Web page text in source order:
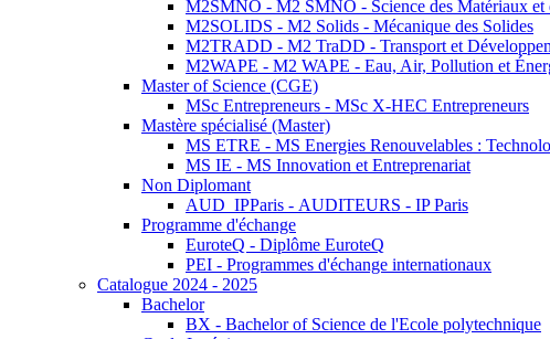
M2SMNO - M2 SMNO - Science des Matériaux et
M2SOLIDS - M2 Solids - Mécanique des Solides
M2TRADD - M2 TraDD - Transport et
M2WAPE - M2 WAPE - Eau, Air, Pollution et
Master of Science (CGE)
MSc Entrepreneurs - MSc X-HEC Entrepreneurs
Mastère spécialisé (Master)
MS ETRE - MS Energies Renouvelables :
MS IE - MS Innovation et Entreprenariat
Non Diplomant
AUD_IPParis - AUDITEURS - IP Paris
Programme d'échange
EuroteQ - Diplôme EuroteQ
PEI - Programmes d'échange internationaux
Catalogue 2024 - 2025
Bachelor
BX - Bachelor of Science de l'Ecole polytechnique